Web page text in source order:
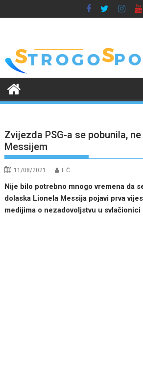
to
Zvijezda PSG-a se pobunila,
Messijem
11/08/2021 I. Ć.
Nije bilo potrebno mnogo vremena da
dolaska Lionela Messija pojavi prva
medijima o nezadovoljstvu u svlačionici